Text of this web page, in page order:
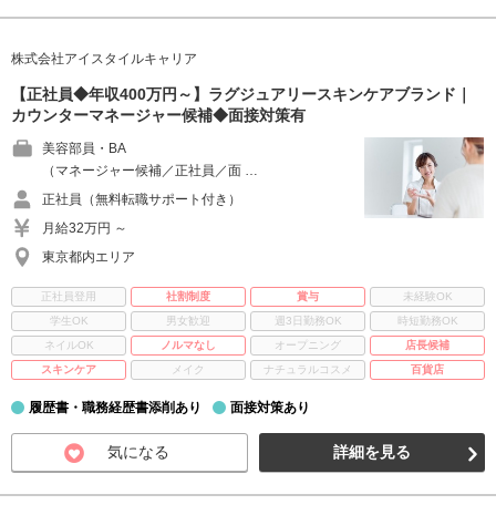
株式会社アイスタイルキャリア
【正社員◆年収400万円～】ラグジュアリースキンケアブランド｜
カウンターマネージャー候補◆面接対策有
美容部員・BA
（マネージャー候補／正社員／面 …
正社員（無料転職サポート付き）
月給32万円 ～
東京都内エリア
正社員登用 社割制度 賞与
未経験OK
学生OK
男女歓迎 週3日勤務OK
時短勤務OK
ネイルOK
ノルマなし オープニング
店長候補
スキンケア
メイク ナチュラルコスメ 百貨店
履歴書・職務経歴書添削あり 面接対策あり
気になる 詳細を見る